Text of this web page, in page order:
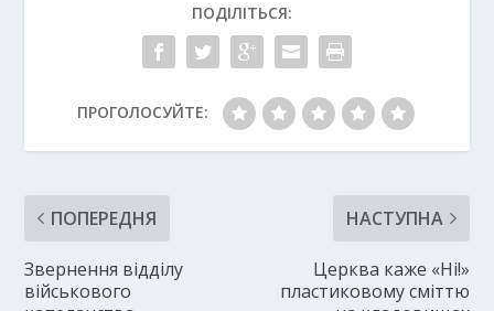
ПОДІЛІТЬСЯ:
ПРОГОЛОСУЙТЕ:
ПОПЕРЕДНЯ
Звернення відділу
військового
НАСТУПНА
Церква каже «Ні!»
пластиковому сміттю